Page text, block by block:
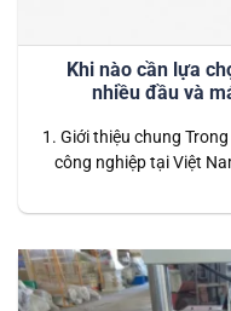
Khi nào cần lựa
nhiều đầu và
1. Giới thiệu chung
công nghiệp tại Việt
càng cao. Song song